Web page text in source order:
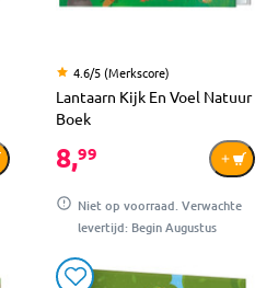
4.6/5 (Merkscore)
Lantaarn Kijk En Voel Natuur
Boek
8,99
Niet op voorraad. Verwachte
levertijd: Begin Augustus